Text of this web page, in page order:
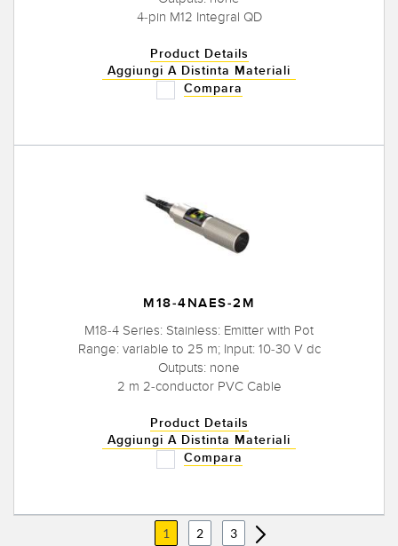
4-pin M12 Integral QD
Product Details
Aggiungi A Distinta Materiali
Compara
M18-4NAES-2M
M18-4 Series: Stainless: Emitter with Pot
Range: variable to 25 m; Input: 10-30 V dc
Outputs: none
2 m 2-conductor PVC Cable
Product Details
Aggiungi A Distinta Materiali
Compara
1 2 3